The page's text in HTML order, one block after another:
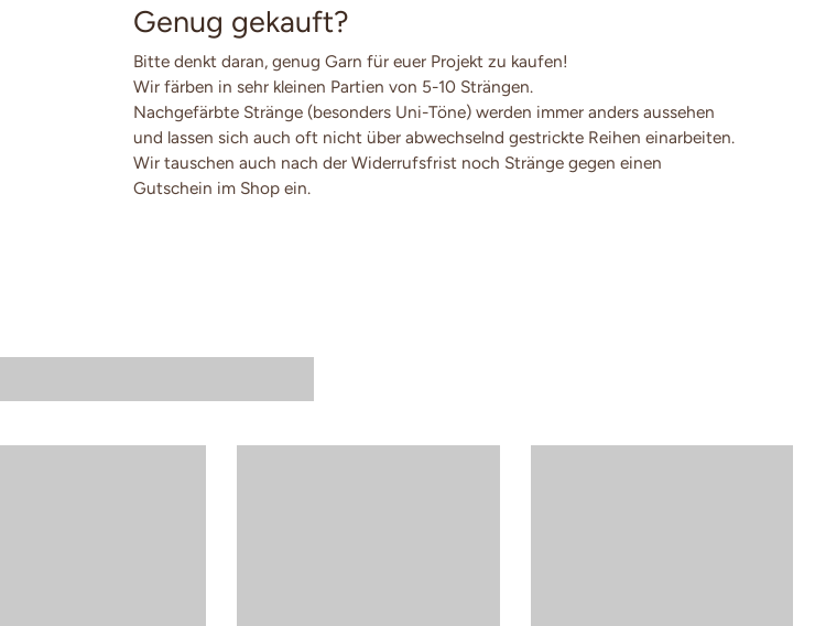
Genug gekauft?
Bitte denkt daran, genug Garn für euer Projekt zu kaufen!
Wir färben in sehr kleinen Partien von 5-10 Strängen.
Nachgefärbte Stränge (besonders Uni-Töne) werden immer anders aussehen
und lassen sich auch oft nicht über abwechselnd gestrickte Reihen einarbeiten.
Wir tauschen auch nach der Widerrufsfrist noch Stränge gegen einen
Gutschein im Shop ein.